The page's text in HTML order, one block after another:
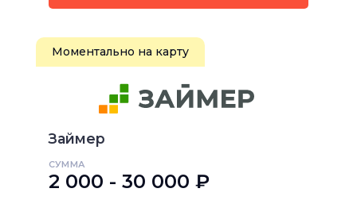
Моментально на карту
Займер
СУММА
2 000 - 30 000 ₽